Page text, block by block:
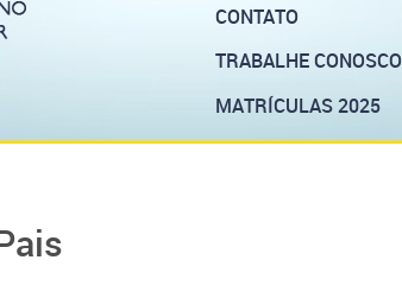
CONTATO
TRABALHE CONOSCO
MATRÍCULAS 2025